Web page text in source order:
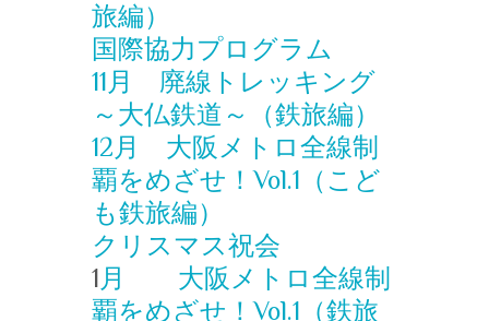
旅編）
国際協力プログラム
11月 廃線トレッキング
～大仏鉄道～（鉄旅編）
12月 大阪メトロ全線制
覇をめざせ！Vol.1（こど
も鉄旅編）
クリスマス祝会
1 月 大阪メトロ全線制
覇をめざせ！Vol.1（鉄旅